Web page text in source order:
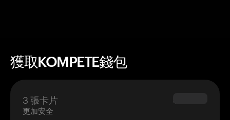
獲取KOMPETE錢包
3 張卡片
更加安全
$69.90